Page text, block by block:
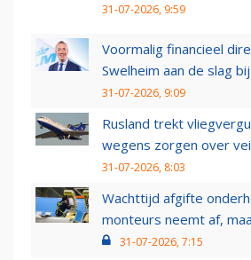
31-07-2026, 9:59
Voormalig financieel
Swelheim aan de slag
31-07-2026, 9:09
Rusland trekt
wegens zorgen over
31-07-2026, 8:03
Wachttijd afgifte
monteurs neemt af,
31-07-2026, 7:15